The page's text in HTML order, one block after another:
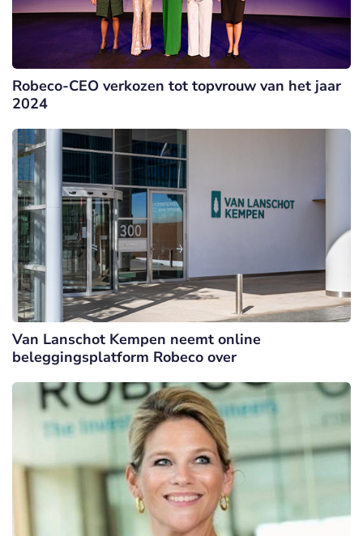
Robeco-CEO verkozen tot topvrouw van het jaar
2024
Van Lanschot Kempen neemt online
beleggingsplatform Robeco over